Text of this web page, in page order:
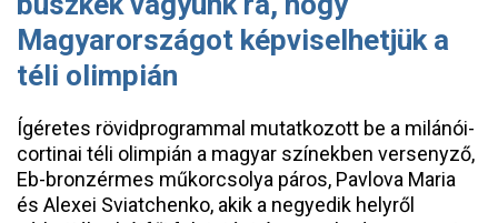
Magyarországot képviselhetjük a
téli olimpián
Ígéretes rövidprogrammal mutatkozott be a milánói-
cortinai téli olimpián a magyar színekben versenyző,
Eb-bronzérmes műkorcsolya páros, Pavlova Maria
és Alexei Sviatchenko, akik a negyedik helyről